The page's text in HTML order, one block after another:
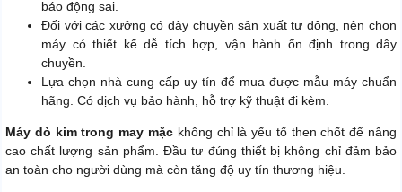
báo động sai.
Đối với các xưởng có dây chuyền sản xuất tự động, nên chọn
máy có thiết kế dễ tích hợp, vận hành ổn định trong dây
chuyền.
Lựa chọn nhà cung cấp uy tín để mua được mẫu máy chuẩn
hãng. Có dịch vụ bảo hành, hỗ trợ kỹ thuật đi kèm.
Máy dò kim trong may mặckhông chỉ là yếu tố then chốt để nâng
cao chất lượng sản phẩm. Đầu tư đúng thiết bị không chỉ đảm bảo
an toàn cho người dùng mà còn tăng độ uy tín thương hiệu.